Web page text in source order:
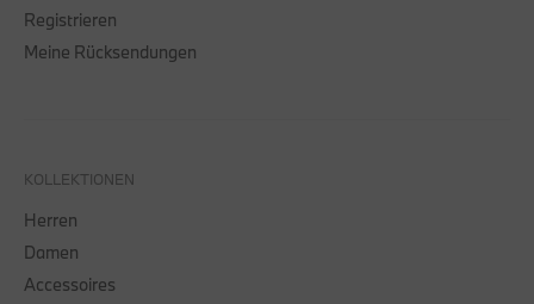
Registrieren
Meine Rücksendungen
KOLLEKTIONEN
Herren
Damen
Accessoires